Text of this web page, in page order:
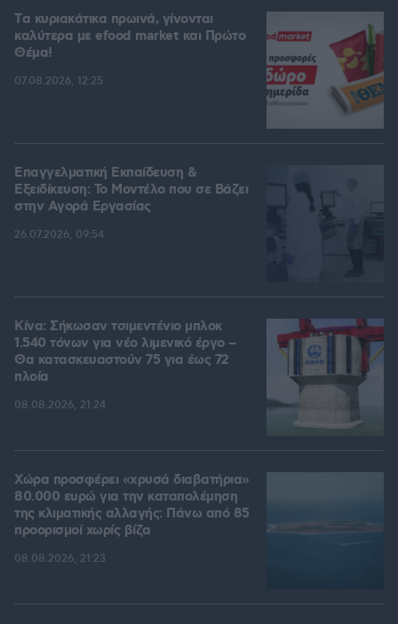
Tα κυριακάτικα πρωινά, γίνονται
καλύτερα με efood market και Πρώτο
Θέμα!
07.08.2026, 12:25
Επαγγελματική Εκπαίδευση &
Εξειδίκευση: Το Mοντέλο που σε Bάζει
στην Aγορά Eργασίας
26.07.2026, 09:54
Κίνα: Σήκωσαν τσιμεντένιο μπλοκ
1.540 τόνων για νέο λιμενικό έργο –
Θα κατασκευαστούν 75 για έως 72
πλοία
08.08.2026, 21:24
Χώρα προσφέρει «χρυσά διαβατήρια»
80.000 ευρώ για την καταπολέμηση
της κλιματικής αλλαγής: Πάνω από 85
προορισμοί χωρίς βίζα
08.08.2026, 21:23